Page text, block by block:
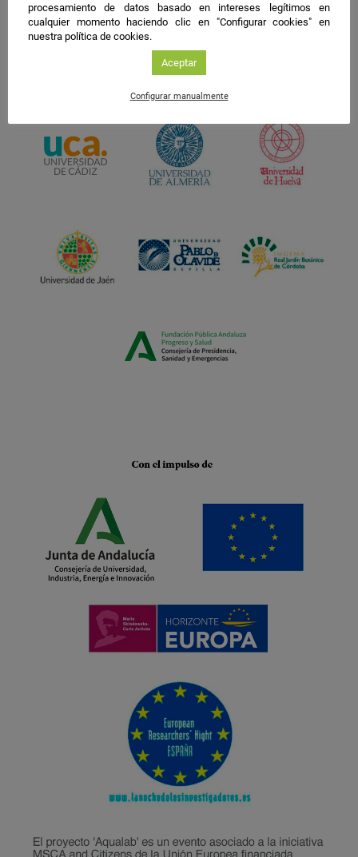
procesamiento de datos basado en intereses legítimos en
cualquier momento haciendo clic en "Configurar cookies" en
nuestra política de cookies.
Aceptar
Configurar manualmente